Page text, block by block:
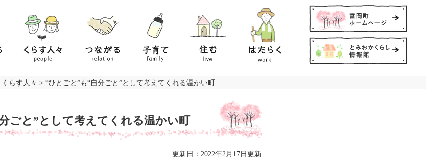
ら
す
people
な
relation
て
family
む
live
ら
く
work
くらす人々 > “ひとごと”も“自分ごと”として考えてくれる温かい町
ごと”として考えてくれる温かい町
更新日：2022年2月17日更新